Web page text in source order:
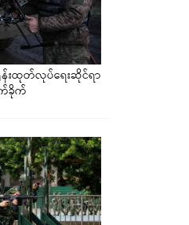
န်းထုတ်လုပ်ရေးဆိုင်ရာ
ခိုက်